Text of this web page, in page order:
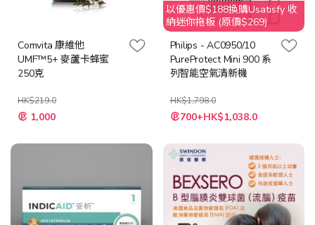
Comvita 康維他
UMF™5+ 麥蘆卡蜂蜜
250克
HK$219.0
特
殊
格
1,000
以優惠價$188換購Usatisfy 收
納迷你拖板 (原價$269)
Philips - AC0950/10
PureProtect Mini 900 系
列智能空氣清新機
HK$1,798.0
特
殊
格
700+HK$1,038.0